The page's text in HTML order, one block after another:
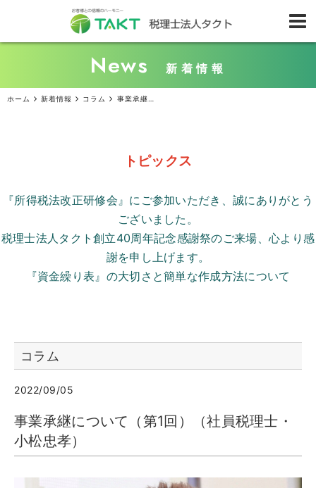
News 新着情報
ホーム 新着情報 コラム 事業承継について（第1回）（社員税理士・小松忠孝）
トピックス
『所得税法改正研修会』にご参加いただき、誠にありがとう
ございました。
税理士法人タクト創立40周年記念感謝祭のご来場、心より感
謝を申し上げます。
『資金繰り表』の大切さと簡単な作成方法について
コラム
2022/09/05
事業承継について（第1回）（社員税理士・
小松忠孝）